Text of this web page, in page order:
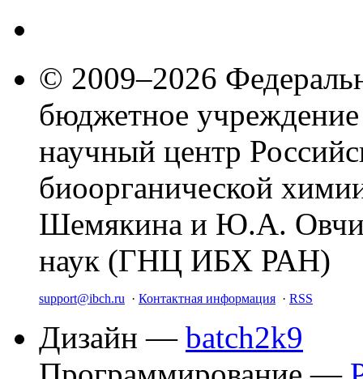
© 2009–2026
бюджетное
научный центр
биоорганической
Шемякина и Ю.А.
наук (ГНЦ ИБХ РАН)
support@ibch.ru · Контактная информация · RSS
Дизайн — batch2k9